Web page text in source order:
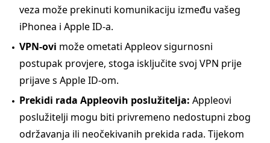
veza može prekinuti komunikaciju između vašeg
iPhonea i Apple ID-a.
VPN-ovi može ometati Appleov sigurnosni
postupak provjere, stoga isključite svoj VPN prije
prijave s Apple ID-om.
Prekidi rada Appleovih poslužitelja: Appleovi
poslužitelji mogu biti privremeno nedostupni zbog
održavanja ili neočekivanih prekida rada. Tijekom